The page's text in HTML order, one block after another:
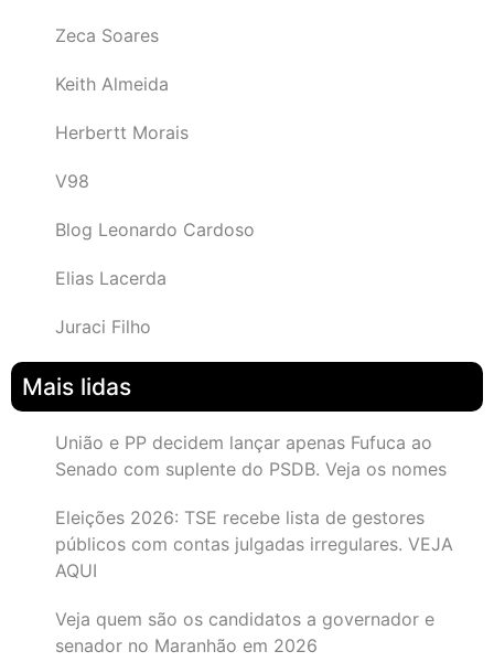
Zeca Soares
Keith Almeida
Herbertt Morais
V98
Blog Leonardo Cardoso
Elias Lacerda
Juraci Filho
Mais lidas
União e PP decidem lançar apenas Fufuca ao
Senado com suplente do PSDB. Veja os nomes
Eleições 2026: TSE recebe lista de gestores
públicos com contas julgadas irregulares. VEJA
AQUI
Veja quem são os candidatos a governador e
senador no Maranhão em 2026